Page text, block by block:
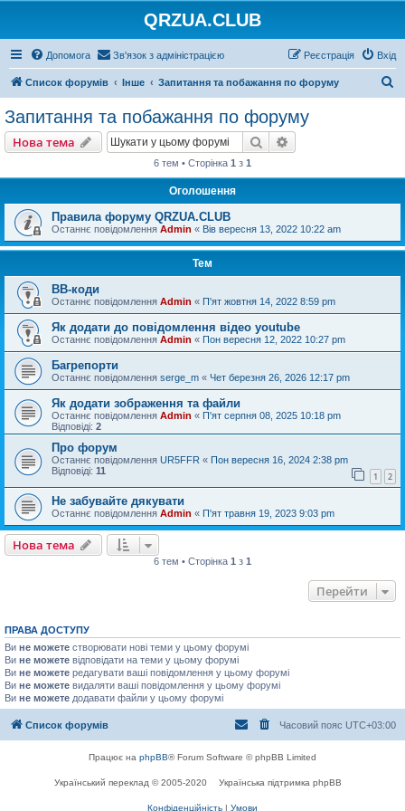
QRZUA.CLUB
Допомога Зв'язок з адміністрацією Вхід
Реєстрація
Список форумів Інше Запитання та побажання по форуму
Запитання та побажання по форуму
Нова тема Пошук
6 тем • Сторінка 1 з 1
Оголошення
Правила форуму QRZUA.CLUB
Останнє повідомлення Admin « Вів вересня 13, 2022 10:22 am
Тем
BB-коди
Останнє повідомлення Admin « П'ят жовтня 14, 2022 8:59 pm
Як додати до повідомлення відео youtube
Останнє повідомлення Admin « Пон вересня 12, 2022 10:27 pm
Багрепорти
Останнє повідомлення serge_m « Чет березня 26, 2026 12:17 pm
Як додати зображення та файли
Останнє повідомлення Admin « П'ят серпня 08, 2025 10:18 pm
Відповіді: 2
Про форум
Останнє повідомлення UR5FFR « Пон вересня 16, 2024 2:38 pm
Відповіді: 11 1 2
Не забувайте дякувати
Останнє повідомлення Admin « П'ят травня 19, 2023 9:03 pm
Нова тема
6 тем • Сторінка 1 з 1
Перейти
ПРАВА ДОСТУПУ
Ви не можете створювати нові теми у цьому форумі
Ви не можете відповідати на теми у цьому форумі
Ви не можете редагувати ваші повідомлення у цьому форумі
Ви не можете видаляти ваші повідомлення у цьому форумі
Ви не можете додавати файли у цьому форумі
Список форумів Часовий пояс UTC+03:00
Працює на phpBB® Forum Software © phpBB Limited
Український переклад © 2005-2020 Українська підтримка phpBB
Конфіденційність | Умови